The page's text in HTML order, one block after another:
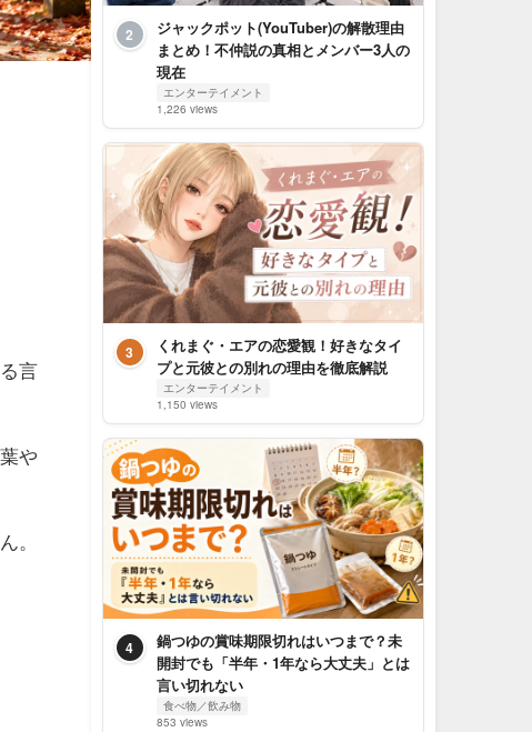
言
や
。
2
ジャックポット(YouTuber)の解散理由
まとめ！不仲説の真相とメンバー3人の
現在
エンターテイメント
1,226 views
3
くれまぐ・エアの恋愛観！好きなタイ
プと元彼との別れの理由を徹底解説
エンターテイメント
1,150 views
4
鍋つゆの賞味期限切れはいつまで？未
開封でも「半年・1年なら大丈夫」とは
言い切れない
食べ物／飲み物
853 views